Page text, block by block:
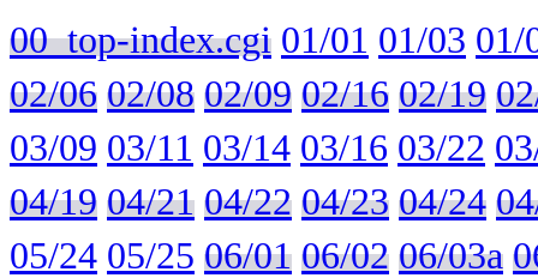
00_top-index.cgi 01/01 01/03 01/
02/06 02/08 02/09 02/16 02/19
03/09 03/11 03/14 03/16 03/22
04/19 04/21 04/22 04/23 04/24
05/24 05/25 06/01 06/02 06/03a